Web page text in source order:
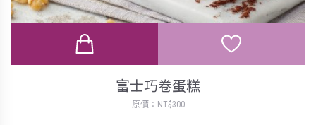
富士巧卷蛋糕
原價：NT$300